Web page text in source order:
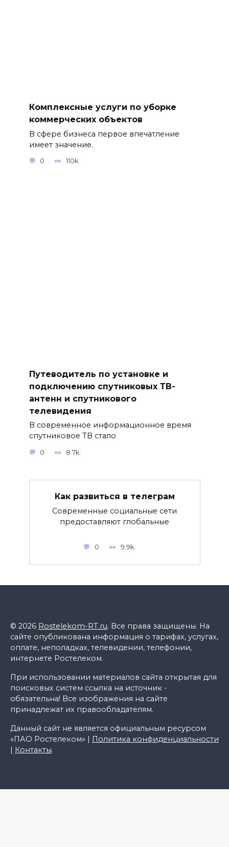
Комплексные услуги по уборке
коммерческих объектов
В сфере бизнеса первое впечатление
имеет значение.
0 110k.
Путеводитель по установке и
подключению спутниковых ТВ-
антенн и спутникового
телевидения
В современное информационное время
спутниковое ТВ стало
0 8.7k.
Как развиться в телеграм
Современные социальные сети
предоставляют глобальные
0 9.9k.
© 2026 Rostelekom-RT.ru. Все права защищены. На
сайте опубликована информация о тарифах, услугах,
оплате, неполадках, телевидении, телефонии,
интернете Ростелеком.
При использовании материалов сайта открытая для
поисковых систем ссылка на источник -
обязательна! Все изображения на сайте
принадлежат их правообладателям.
Данный сайт не является официальным ресурсом
«ПАО Ростелеком» | Политика конфиденциальности
| Контакты.